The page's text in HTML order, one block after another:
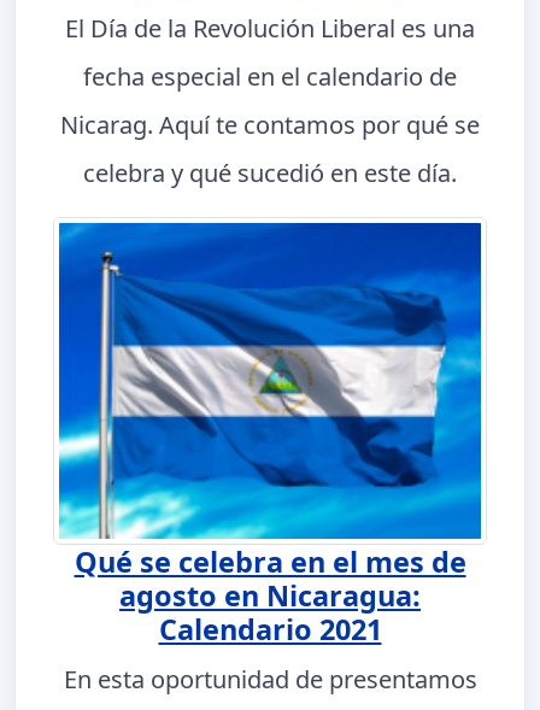
El Día de la Revolución Liberal es una
fecha especial en el calendario de
Nicarag. Aquí te contamos por qué se
celebra y qué sucedió en este día.
Qué se celebra en el mes de
agosto en Nicaragua:
Calendario 2021
En esta oportunidad de presentamos